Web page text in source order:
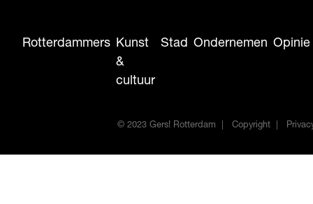
Rotterdammers Kunst
&
cultuur
Stad Ondernemen Opinie
© 2023 Gers! Rotterdam Copyright